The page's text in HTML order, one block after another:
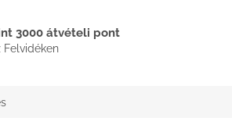
3000 átvételi pont
Felvidéken